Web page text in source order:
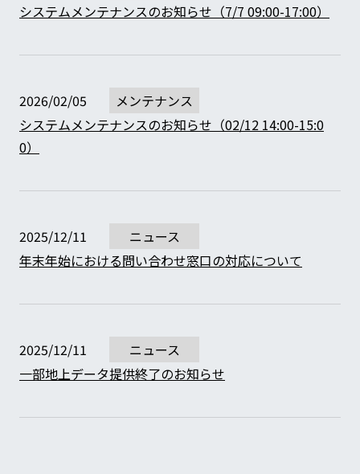
システムメンテナンスのお知らせ（7/7 09:00-17:00）
2026/02/05
メンテナンス
システムメンテナンスのお知らせ（02/12 14:00-15:0
0）
2025/12/11
ニュース
年末年始における問い合わせ窓口の対応について
2025/12/11
ニュース
一部地上データ提供終了のお知らせ